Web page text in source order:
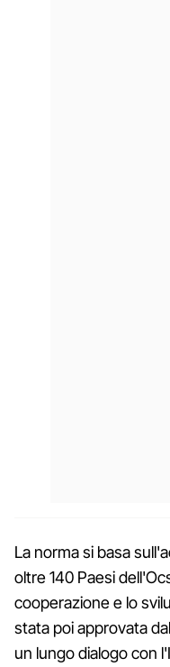
La norma si basa
oltre 140 Paesi
cooperazione e lo
stata poi approvata
un lungo dialogo con